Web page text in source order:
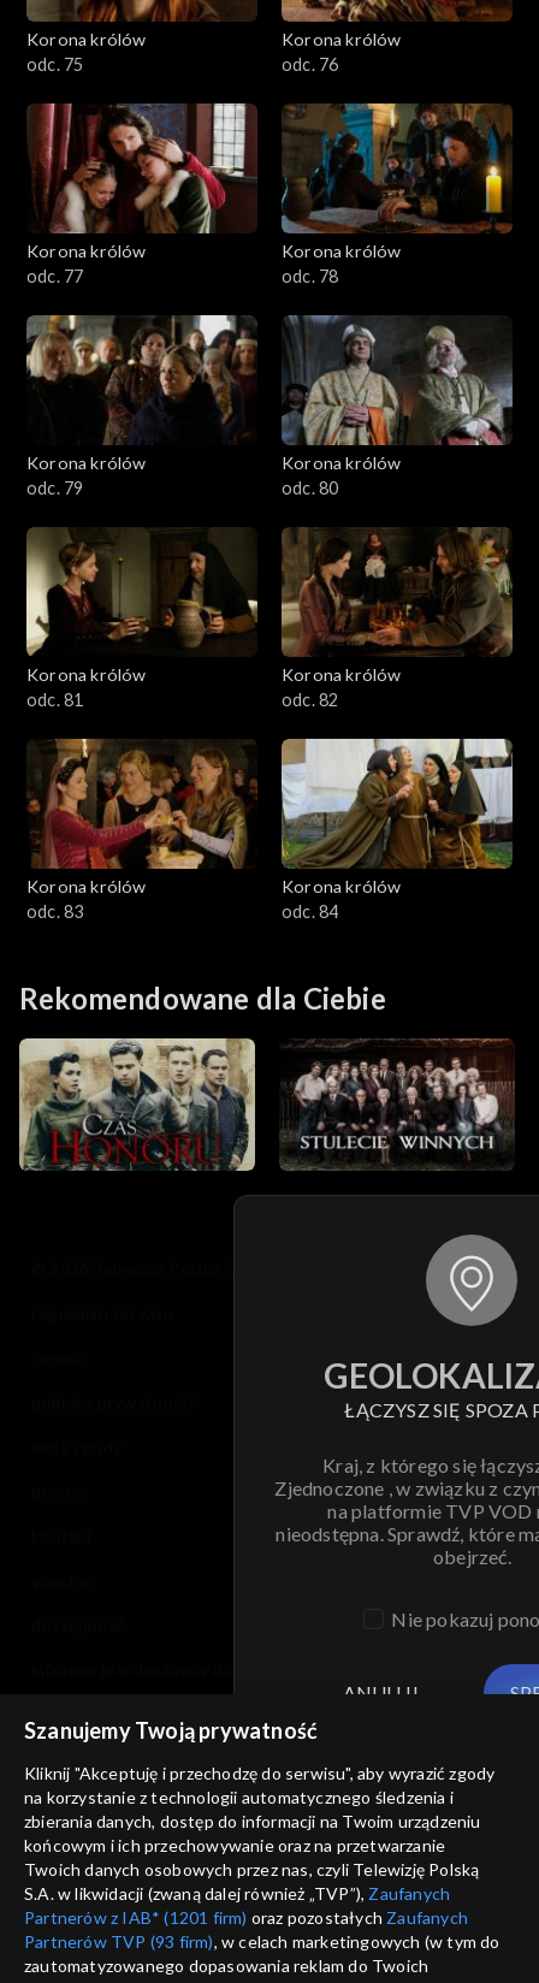
Korona królów
odc. 75
Korona królów
odc. 76
Korona królów
odc. 77
Korona królów
odc. 78
Korona królów
odc. 79
Korona królów
odc. 80
Korona królów
odc. 81
Korona królów
odc. 82
Korona królów
odc. 83
Korona królów
odc. 84
Rekomendowane dla Ciebie
ŁĄCZYSZ SIĘ SPOZA
Kraj, z którego się
Zjednoczone , w związku z
na platformie TVP VOD
nieodstępna. Sprawdź, które
obejrzeć.
Nie pokazuj
ANULUJ
Szanujemy Twoją prywatność
Kliknij "Akceptuję i przechodzę do serwisu", aby wyrazić zgody
na korzystanie z technologii automatycznego śledzenia i
zbierania danych, dostęp do informacji na Twoim urządzeniu
końcowym i ich przechowywanie oraz na przetwarzanie
Twoich danych osobowych przez nas, czyli Telewizję Polską
S.A. w likwidacji (zwaną dalej również „TVP”), Zaufanych
Partnerów z IAB* (1201 firm) oraz pozostałych Zaufanych
Partnerów TVP (93 firm), w celach marketingowych (w tym do
zautomatyzowanego dopasowania reklam do Twoich